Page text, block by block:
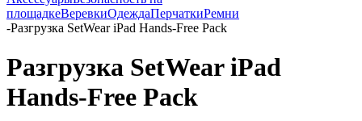
площадкеВеревкиОдеждаПерчаткиРемни
-Разгрузка SetWear iPad Hands-Free Pack
Разгрузка SetWear iPad
Hands-Free Pack